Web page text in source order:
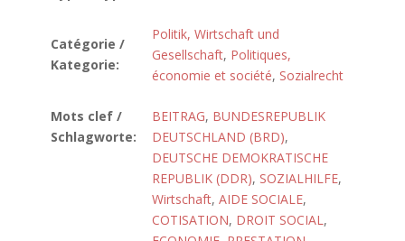
Catégorie /
Kategorie:
Politik, Wirtschaft und
Gesellschaft, Politiques,
économie et société, Sozialrecht
Mots clef /
Schlagworte:
BEITRAG, BUNDESREPUBLIK
DEUTSCHLAND (BRD),
DEUTSCHE DEMOKRATISCHE
REPUBLIK (DDR), SOZIALHILFE,
Wirtschaft, AIDE SOCIALE,
COTISATION, DROIT SOCIAL,